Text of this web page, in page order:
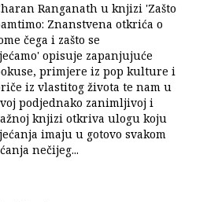
Ranganath u knjizi 'Zašto
Znanstvena otkrića o
čega i zašto se
opisuje zapanjujuće
primjere iz pop kulture i
iz vlastitog života te nam u
podjednako zanimljivoj i
knjizi otkriva ulogu koju
imaju u gotovo svakom
nečijeg...